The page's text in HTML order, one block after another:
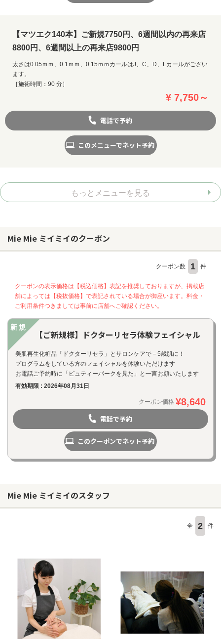
【マツエク140本】ご新規7750円、6週間以内の再来店
8800円、6週間以上の再来店9800円
太さは0.05ｍｍ、0.1ｍｍ、0.15ｍｍカールはJ、C、D、Lカールがござい
ます。
［施術時間：90 分］
¥ 7,750～
電話で予約
このメニューでネット予約
もっとメニューを見る
Mie Mie ミイミイのクーポン
クーポン数 1 件
クーポンの表示価格は【税込価格】表記を推奨しておりますが、掲載店
舗によっては【税抜価格】で表記されている場合が御座います。料金・
ご利用条件つきましては事前に店舗へご確認ください。
新規
【ご新規様】ドクターリセラ体験フェイシャル
美肌再生化粧品「ドクターリセラ」とサロンケアで－5歳肌に！
プログラムをしている方のフェイシャルを体験いただけます
お電話ご予約時に「ビュティーパークを見た」と一言お願いたします
有効期限 : 2026年08月31日
クーポン価格 ¥8,640
電話で予約
このクーポンでネット予約
Mie Mie ミイミイのスタッフ
全 2 件